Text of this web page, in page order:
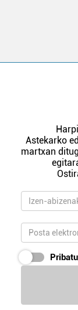
Astekarko
martxan